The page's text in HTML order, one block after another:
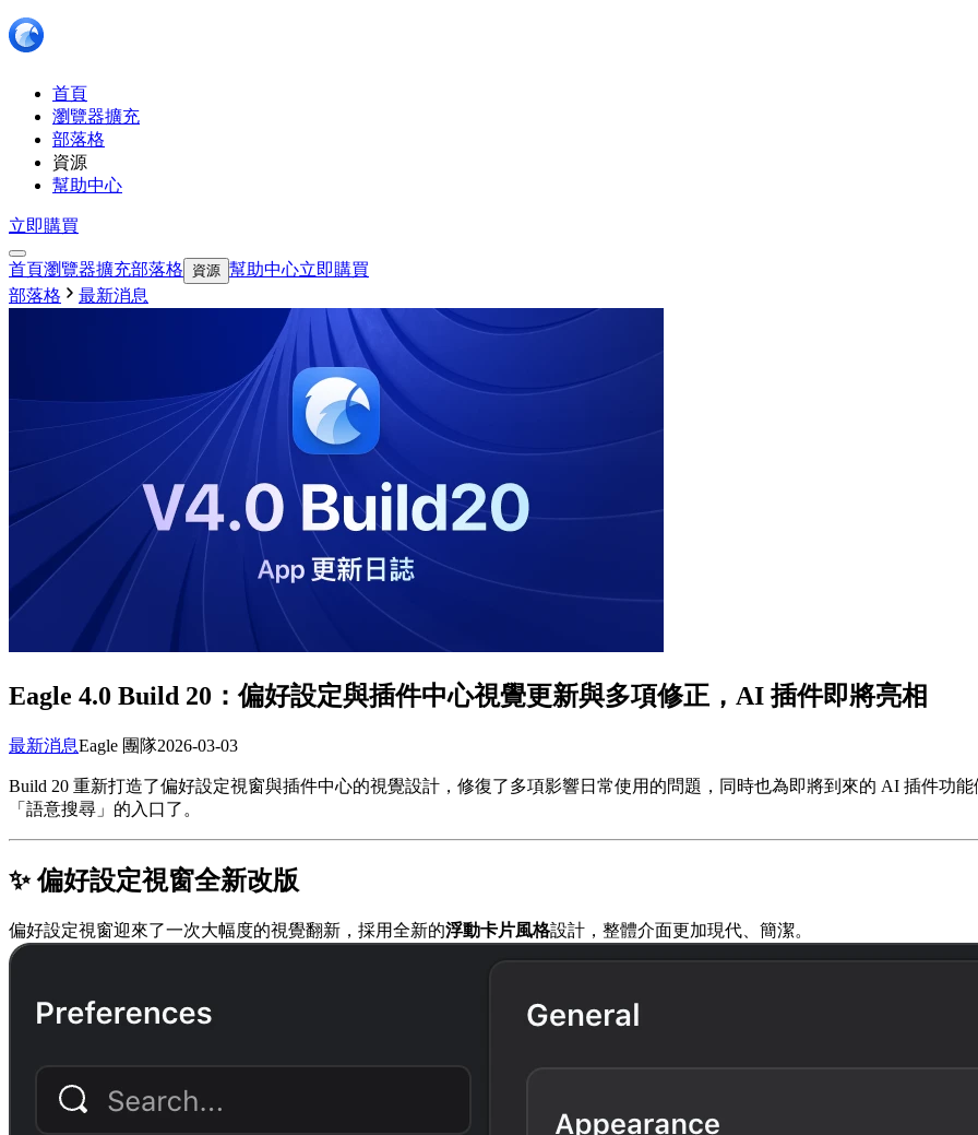
首頁
瀏覽器擴充
部落格
資源
幫助中心
立即購買
首頁瀏覽器擴充部落格 資源 幫助中心立即購買
部落格
最新消息
Eagle 4.0 Build 20：偏好設定與插件中心視覺更新與多項修正，AI 插件即將亮相
最新消息Eagle 團隊2026-03-03
Build 20 重新打造了偏好設定視窗與插件中心的視覺設計，修復了多項影響日常使用的問題，同時也為即將到來的 AI 插件
「語意搜尋」的入口了。
✨ 偏好設定視窗全新改版
偏好設定視窗迎來了一次大幅度的視覺翻新，採用全新的浮動卡片風格設計，整體介面更加現代、簡潔。